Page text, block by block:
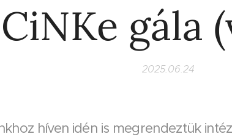
CiNKe gála
2025.06.24
híven idén is megrendeztük